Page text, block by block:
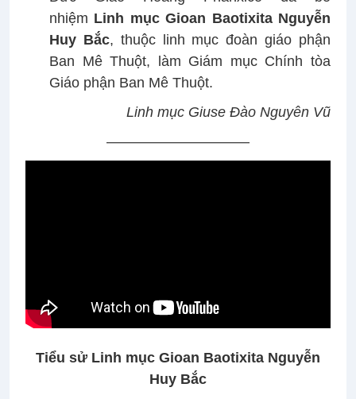
nhiệm Linh mục Gioan Baotixita Nguyễn
Huy Bắc, thuộc linh mục đoàn giáo phận
Ban Mê Thuột, làm Giám mục Chính tòa
Giáo phận Ban Mê Thuột.
Linh mục Giuse Đào Nguyên Vũ
––––––––––––––––––
Tiểu sử Linh mục Gioan Baotixita Nguyễn
Huy Bắc